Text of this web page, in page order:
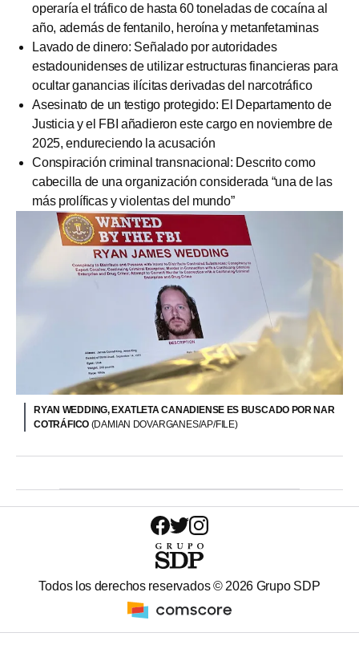
operaría el tráfico de hasta 60 toneladas de cocaína al
año, además de fentanilo, heroína y metanfetaminas
Lavado de dinero: Señalado por autoridades
estadounidenses de utilizar estructuras financieras para
ocultar ganancias ilícitas derivadas del narcotráfico
Asesinato de un testigo protegido: El Departamento de
Justicia y el FBI añadieron este cargo en noviembre de
2025, endureciendo la acusación
Conspiración criminal transnacional: Descrito como
cabecilla de una organización considerada “una de las
más prolíficas y violentas del mundo”
RYAN WEDDING, EXATLETA CANADIENSE ES BUSCADO POR NAR
COTRÁFICO (DAMIAN DOVARGANES/AP/FILE)
Todos los derechos reservados © 2026 Grupo SDP